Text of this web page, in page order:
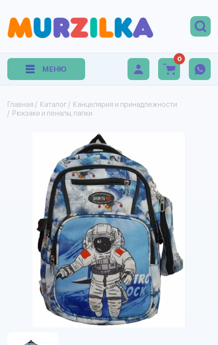
МЕНЮ
0
Главная / Каталог / Канцелярия и принадлежности
/ Рюкзаки и пеналы, папки